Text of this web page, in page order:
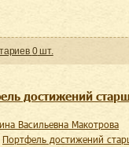
0шт.
достижений
Васильевна Макотрова
Портфель достижений